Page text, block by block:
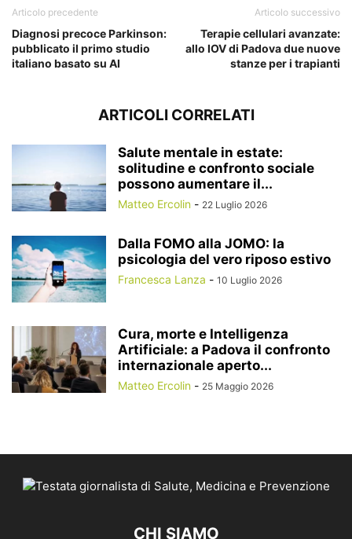
Articolo precedente
Diagnosi precoce Parkinson:
pubblicato il primo studio
italiano basato su AI
Articolo successivo
Terapie cellulari avanzate:
allo IOV di Padova due nuove
stanze per i trapianti
ARTICOLI CORRELATI
Salute mentale in estate:
solitudine e confronto sociale
possono aumentare il...
Matteo Ercolin - 22 Luglio 2026
Dalla FOMO alla JOMO: la
psicologia del vero riposo estivo
Francesca Lanza - 10 Luglio 2026
Cura, morte e Intelligenza
Artificiale: a Padova il confronto
internazionale aperto...
Matteo Ercolin - 25 Maggio 2026
CHI SIAMO